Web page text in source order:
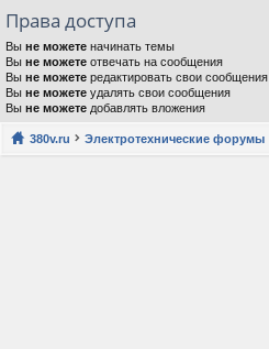
Права доступа
Вы не можете начинать темы
Вы не можете отвечать на сообщения
Вы не можете редактировать свои сообщения
Вы не можете удалять свои сообщения
Вы не можете добавлять вложения
380v.ru Электротехнические форумы